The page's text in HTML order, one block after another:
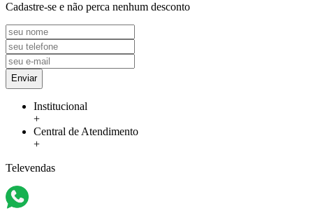
Cadastre-se e não perca nenhum desconto
Enviar
Institucional
+
Central de Atendimento
+
Televendas